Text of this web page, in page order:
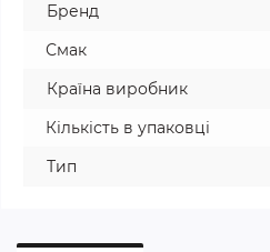
Бренд
Смак
Країна виробник
Кількість в упаковці
Тип